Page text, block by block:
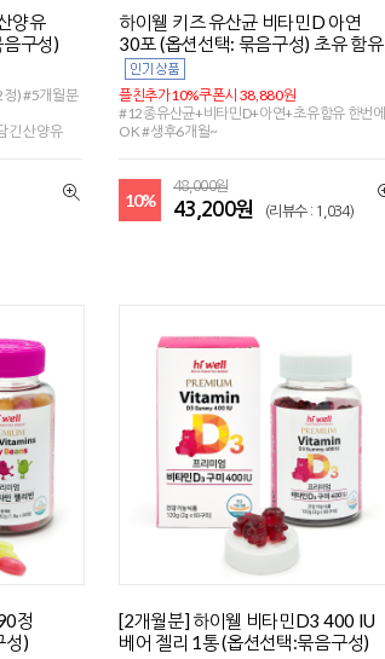
양유
구성)
) #5개월분
긴 산양유
하이웰 키즈 유산균 비타민D 아연
30포 (옵션선택: 묶음구성) 초유 함유
플친추가10%쿠폰시 38,880원
#12종유산균+비타민D+아연+초유함유 한번에
OK #생후6개월~
10%
48,000원
43,200원 (리뷰수 : 1,034)
정
성)
[2개월분] 하이웰 비타민D3 400 IU
베어 젤리 1통 (옵션선택:묶음구성)